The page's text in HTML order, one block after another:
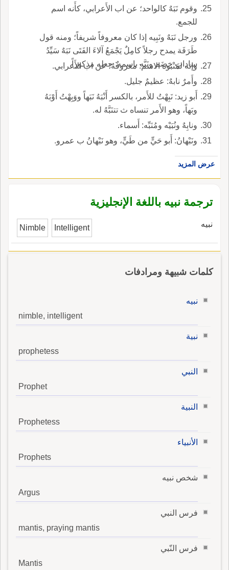
وقوم نَبَهٌ كالواحد؛ عن اب الأَعرابي، كأَنه اسم
للجمع.
ورجل نَبَهٌ ونَبِيه إذا كان معروفاً شريفاً؛ ومنه قول
طَرَفَة يمدح رجلاً كامِلٌ يَجْمَعُ آلاءَ الفَتَى نَبَهٌ سَيِّدُ
ساداتٍ خِضَم ونَبَّه باسمه: جعله مذكوراً.
وإنه لمَنْبوه الاسم: معروفُهُ؛ عن اب الأَعرابي.
وأَمرٌ نابهٌ: عظيمٌ جليل.
أَبو زيد: نَبِهْتُ للأَمر، بالكسر أَنْبَهُ نَبَهاً ووَبِهْتُ أَوْبَهُ
وبَهاً، وهو الأَمر تنساه ث تتنَبَّهُ له.
ونابِهٌ ونُبَيْه ومُنَبِّه: أَسماء.
ونَبْهانُ: أَبو حَيٍّ من طَيٍّ، وهو نَبْهانُ ب عمرو.
عرض المزيد
ترجمة نبيه باللغة الإنجليزية
نبيه Nimble Intelligent
كلمات شبيهة ومرادفات
نبيه
nimble, intelligent
نبية
prophetess
النبي
Prophet
النبية
Prophetess
الأنبياء
Prophets
شخص نبيه
Argus
فرس النبي
mantis, praying mantis
فرس النّبي
Mantis